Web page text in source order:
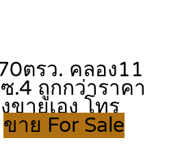
ตรว. คลอง11
.4 ถูกกว่าราคา
ขายเอง โทร
ขาย For Sale